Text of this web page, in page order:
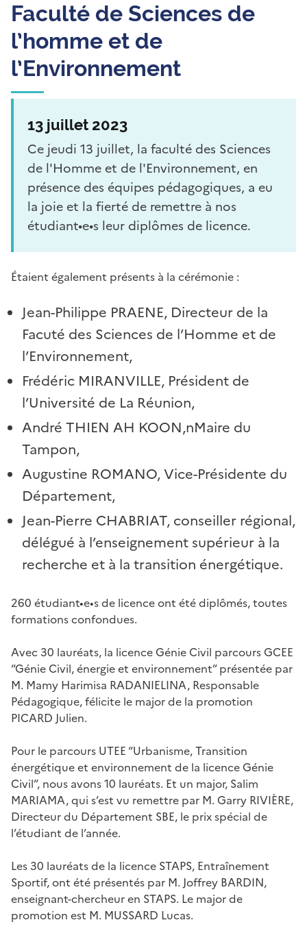
Faculté de Sciences de
l’homme et de
l’Environnement
13 juillet 2023
Ce jeudi 13 juillet, la faculté des Sciences
de l'Homme et de l'Environnement, en
présence des équipes pédagogiques, a eu
la joie et la fierté de remettre à nos
étudiant•e•s leur diplômes de licence.
Étaient également présents à la cérémonie :
Jean-Philippe PRAENE, Directeur de la
Facuté des Sciences de l’Homme et de
l’Environnement,
Frédéric MIRANVILLE, Président de
l’Université de La Réunion,
André THIEN AH KOON,nMaire du
Tampon,
Augustine ROMANO, Vice-Présidente du
Département,
Jean-Pierre CHABRIAT, conseiller régional,
délégué à l’enseignement supérieur à la
recherche et à la transition énergétique.
260 étudiant•e•s de licence ont été diplômés, toutes
formations confondues.
Avec 30 lauréats, la licence Génie Civil parcours GCEE
“Génie Civil, énergie et environnement” présentée par
M. Mamy Harimisa RADANIELINA, Responsable
Pédagogique, félicite le major de la promotion
PICARD Julien.
Pour le parcours UTEE “Urbanisme, Transition
énergétique et environnement de la licence Génie
Civil”, nous avons 10 lauréats. Et un major, Salim
MARIAMA, qui s’est vu remettre par M. Garry RIVIÈRE,
Directeur du Département SBE, le prix spécial de
l’étudiant de l’année.
Les 30 lauréats de la licence STAPS, Entraînement
Sportif, ont été présentés par M. Joffrey BARDIN,
enseignant-chercheur en STAPS. Le major de
promotion est M. MUSSARD Lucas.